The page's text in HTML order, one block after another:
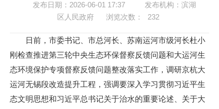
发布日期：2026-06-01 17:37
发布机构：滨湖
区人民政府
浏览次数： 232
日前，市委书记、市总河长、苏南运河市级河长杜小
刚检查推进第三轮中央生态环保督察反馈问题和大运河生
态环境保护专项督察反馈问题整改落实工作，调研京杭大
运河无锡段改造提升工程，强调要深入学习贯彻习近平生
态文明思想和习近平总书记关于治水的重要论述、关于大